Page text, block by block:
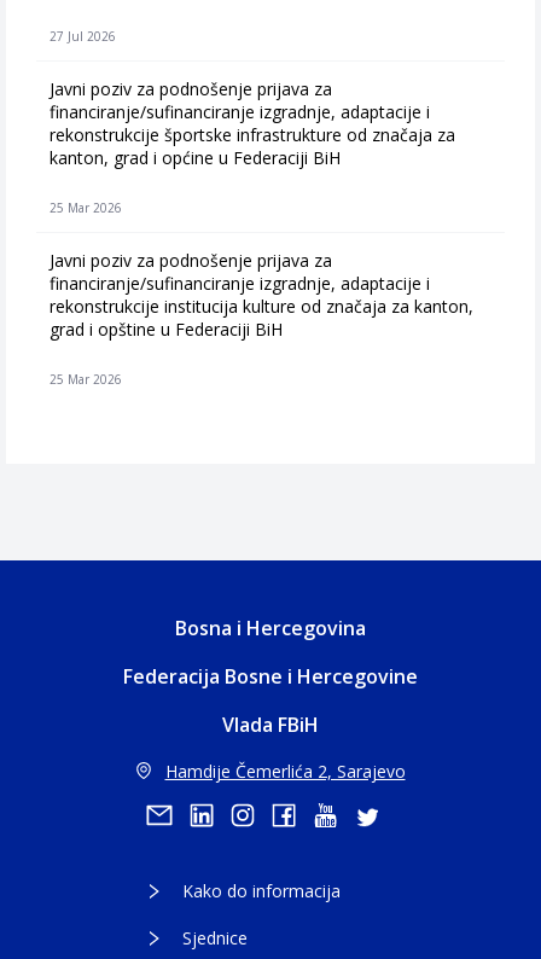
27 Jul 2026
Javni poziv za podnošenje prijava za
financiranje/sufinanciranje izgradnje, adaptacije i
rekonstrukcije športske infrastrukture od značaja za
kanton, grad i općine u Federaciji BiH
25 Mar 2026
Javni poziv za podnošenje prijava za
financiranje/sufinanciranje izgradnje, adaptacije i
rekonstrukcije institucija kulture od značaja za kanton,
grad i opštine u Federaciji BiH
25 Mar 2026
Bosna i Hercegovina
Federacija Bosne i Hercegovine
Vlada FBiH
Hamdije Čemerlića 2, Sarajevo
Kako do informacija
Sjednice